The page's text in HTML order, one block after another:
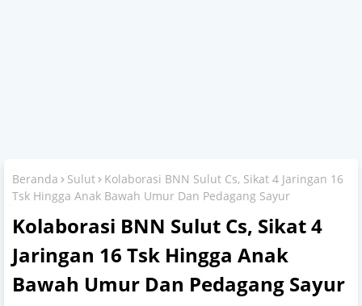
Beranda Sulut
Kolaborasi BNN Sulut Cs, Sikat 4 Jaringan 16
Tsk Hingga Anak Bawah Umur Dan Pedagang Sayur
Kolaborasi BNN Sulut Cs, Sikat 4
Jaringan 16 Tsk Hingga Anak
Bawah Umur Dan Pedagang Sayur